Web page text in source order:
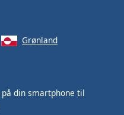
Grønland
på din smartphone til